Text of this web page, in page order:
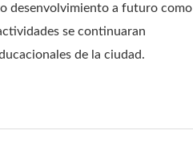
desenvolvimiento a futuro como
se continuaran
de la ciudad.